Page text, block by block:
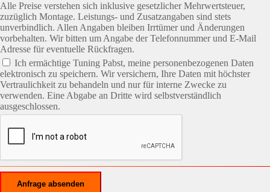
Alle Preise verstehen sich inklusive gesetzlicher Mehrwertsteuer,
zuzüglich Montage. Leistungs- und Zusatzangaben sind stets
unverbindlich. Allen Angaben bleiben Irrtümer und Änderungen
vorbehalten. Wir bitten um Angabe der Telefonnummer und E-Mail
Adresse für eventuelle Rückfragen.
Ich ermächtige Tuning Pabst, meine personenbezogenen Daten
elektronisch zu speichern. Wir versichern, Ihre Daten mit höchster
Vertraulichkeit zu behandeln und nur für interne Zwecke zu
verwenden. Eine Abgabe an Dritte wird selbstverständlich
ausgeschlossen.